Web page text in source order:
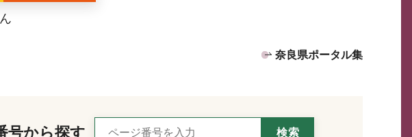
奈良県ポータル集
号から探す